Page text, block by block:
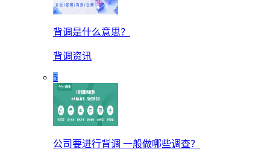
背调是什么意思？
背调资讯
5
公司要进行背调 一般做哪些调查？